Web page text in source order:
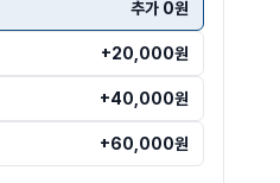
추가 0원
+20,000원
+40,000원
+60,000원